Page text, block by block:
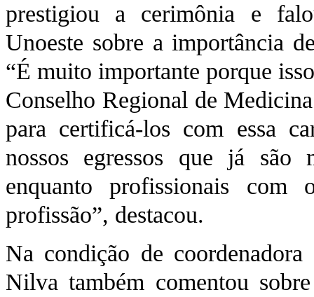
prestigiou a cerimônia e
Unoeste sobre a importância
“É muito importante porque
Conselho Regional de
para certificá-los com essa
nossos egressos que já são
enquanto profissionais
profissão”, destacou.
Na condição de
Nilva também comentou